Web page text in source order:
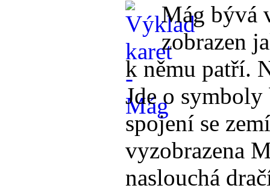
Mág bývá
zobrazen
k němu patří.
Jde o
spojení se
vyzobrazena
naslouchá